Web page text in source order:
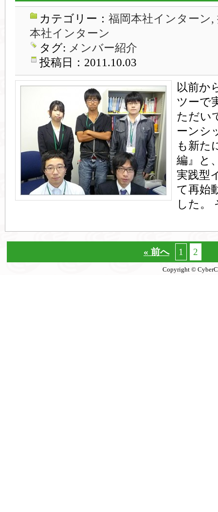
カテゴリー： 福岡本社インターン,
本社インターン
タグ: メンバー紹介
投稿日：2011.10.03
以前か
ツーで
ただい
ーンシ
も新た
編』と
実践型
て再始
した。
« 前へ 1 2
Copyright ©